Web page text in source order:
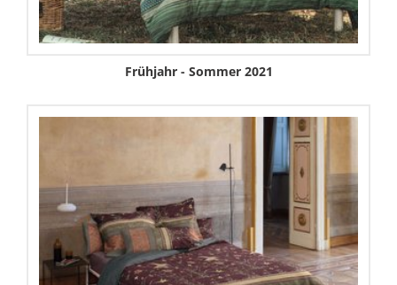
Frühjahr - Sommer 2021